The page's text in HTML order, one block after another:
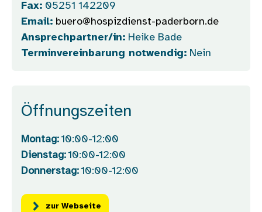
Fax: 05251 142209
Email: buero@hospizdienst-paderborn.de
Ansprechpartner/in: Heike Bade
Terminvereinbarung notwendig: Nein
Öffnungszeiten
Montag:10:00-12:00
Dienstag:10:00-12:00
Donnerstag:10:00-12:00
zur Webseite